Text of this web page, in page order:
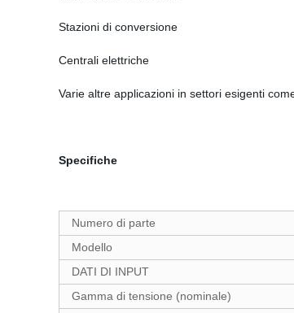
Stazioni di conversione
Centrali elettriche
Varie altre applicazioni in settori esigenti
Specifiche
Numero di parte
Modello
DATI DI INPUT
Gamma di tensione (nominale)